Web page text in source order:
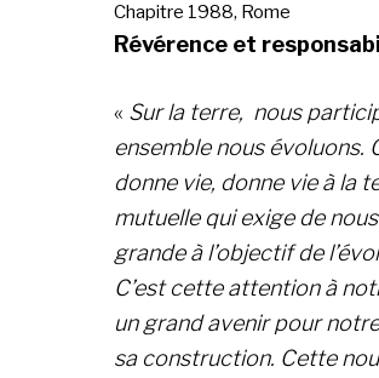
Chapitre 1988, Rome
Révérence et
« Sur la terre, nous
ensemble nous évoluons.
donne vie, donne vie à la
mutuelle qui exige de
grande à l’objectif de
C’est cette attention à
un grand avenir pour
sa construction. Cette